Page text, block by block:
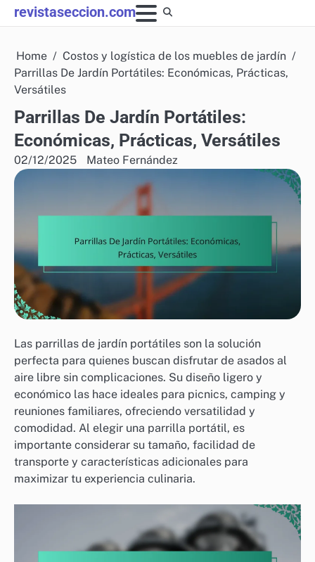
Skip
to
revistaseccion.com
Home
Costos y logística de los muebles de jardín
Parrillas De Jardín Portátiles: Económicas, Prácticas,
Versátiles
Parrillas De Jardín Portátiles:
Económicas, Prácticas, Versátiles
02/12/2025 Mateo Fernández
Las parrillas de jardín portátiles son la solución
perfecta para quienes buscan disfrutar de asados al
aire libre sin complicaciones. Su diseño ligero y
económico las hace ideales para picnics, camping y
reuniones familiares, ofreciendo versatilidad y
comodidad. Al elegir una parrilla portátil, es
importante considerar su tamaño, facilidad de
transporte y características adicionales para
maximizar tu experiencia culinaria.